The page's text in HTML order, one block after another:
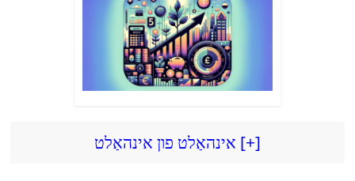
אינהאַלט פון אינהאַלט [+]